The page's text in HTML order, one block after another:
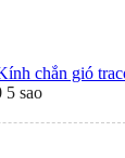
chắn gió
5 sao